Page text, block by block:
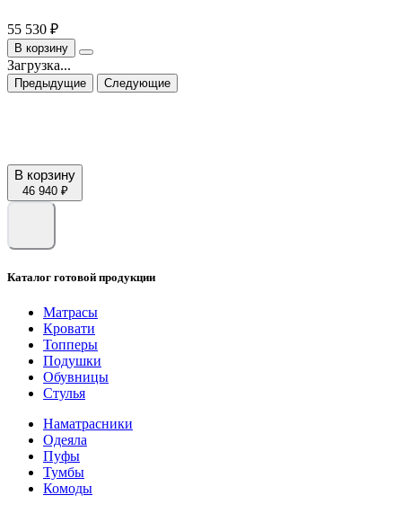
55 530 ₽
В корзину
Загрузка...
Предыдущие Следующие
В корзину
46 940 ₽
Каталог готовой продукции
Матрасы
Кровати
Топперы
Подушки
Обувницы
Стулья
Наматрасники
Одеяла
Пуфы
Тумбы
Комоды